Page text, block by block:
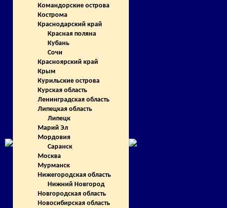
Командорские острова
Кострома
Краснодарский край
Красная поляна
Кубань
Сочи
Красноярский край
Крым
Курильские острова
Курская область
Ленинградская область
Липецкая область
Липецк
Марий Эл
Мордовия
Саранск
Москва
Мурманск
Нижегородская область
Нижний Новгород
Новгородская область
Новосибирская область